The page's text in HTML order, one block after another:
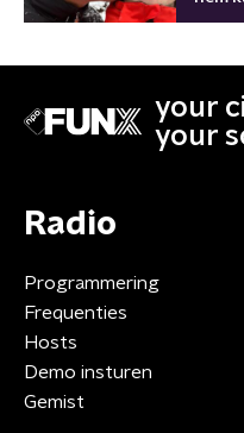
your
your
Radio
Programmering
Frequenties
Hosts
Demo insturen
Gemist